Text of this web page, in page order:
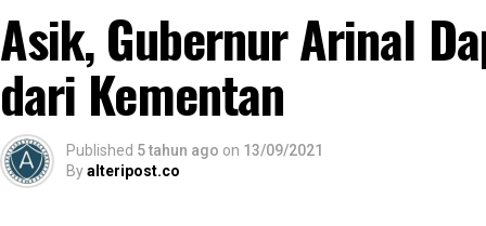
Asik, Gubernur Arinal
dari Kementan
Published 5 tahun ago on 13/09/2021
Byalteripost.co